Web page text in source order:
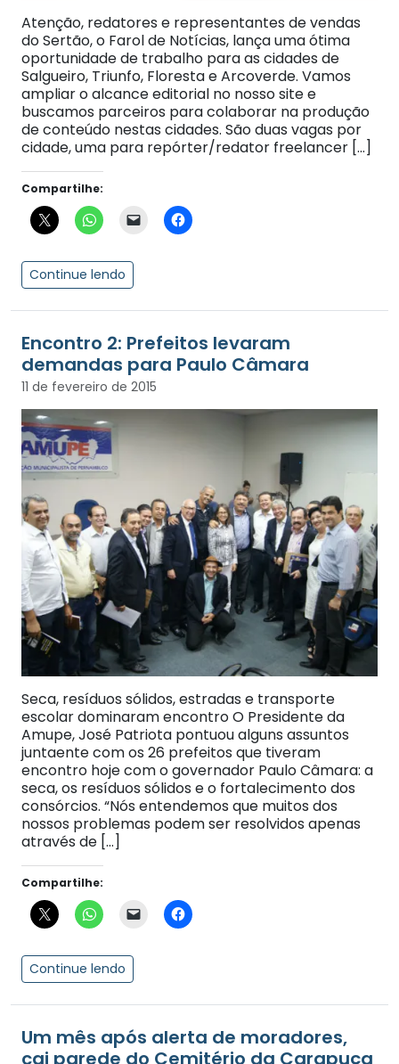
Atenção, redatores e representantes de vendas
do Sertão, o Farol de Notícias, lança uma ótima
oportunidade de trabalho para as cidades de
Salgueiro, Triunfo, Floresta e Arcoverde. Vamos
ampliar o alcance editorial no nosso site e
buscamos parceiros para colaborar na produção
de conteúdo nestas cidades. São duas vagas por
cidade, uma para repórter/redator freelancer […]
Compartilhe:
Continue lendo
Encontro 2: Prefeitos levaram
demandas para Paulo Câmara
11 de fevereiro de 2015
Seca, resíduos sólidos, estradas e transporte
escolar dominaram encontro O Presidente da
Amupe, José Patriota pontuou alguns assuntos
juntaente com os 26 prefeitos que tiveram
encontro hoje com o governador Paulo Câmara: a
seca, os resíduos sólidos e o fortalecimento dos
consórcios. “Nós entendemos que muitos dos
nossos problemas podem ser resolvidos apenas
através de […]
Compartilhe:
Continue lendo
Um mês após alerta de moradores,